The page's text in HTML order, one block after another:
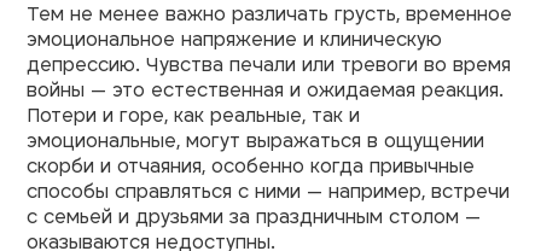
Тем не менее важно различать грусть, временное
эмоциональное напряжение и клиническую
депрессию. Чувства печали или тревоги во время
войны — это естественная и ожидаемая реакция.
Потери и горе, как реальные, так и
эмоциональные, могут выражаться в ощущении
скорби и отчаяния, особенно когда привычные
способы справляться с ними — например, встречи
с семьей и друзьями за праздничным столом —
оказываются недоступны.